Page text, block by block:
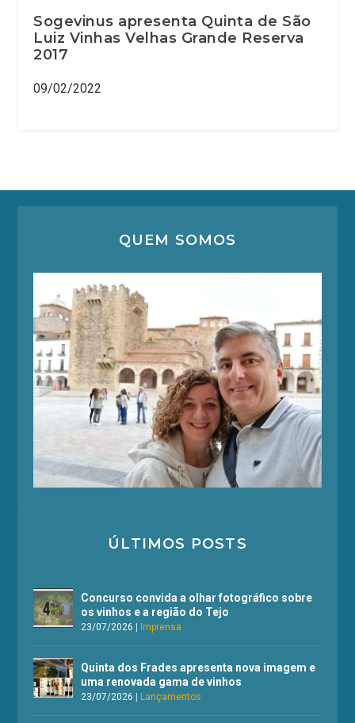
Sogevinus apresenta Quinta de São
Luiz Vinhas Velhas Grande Reserva
2017
09/02/2022
QUEM SOMOS
ÚLTIMOS POSTS
Concurso convida a olhar fotográfico sobre
os vinhos e a região do Tejo
23/07/2026 |Imprensa
Quinta dos Frades apresenta nova imagem e
uma renovada gama de vinhos
23/07/2026 |Lançamentos